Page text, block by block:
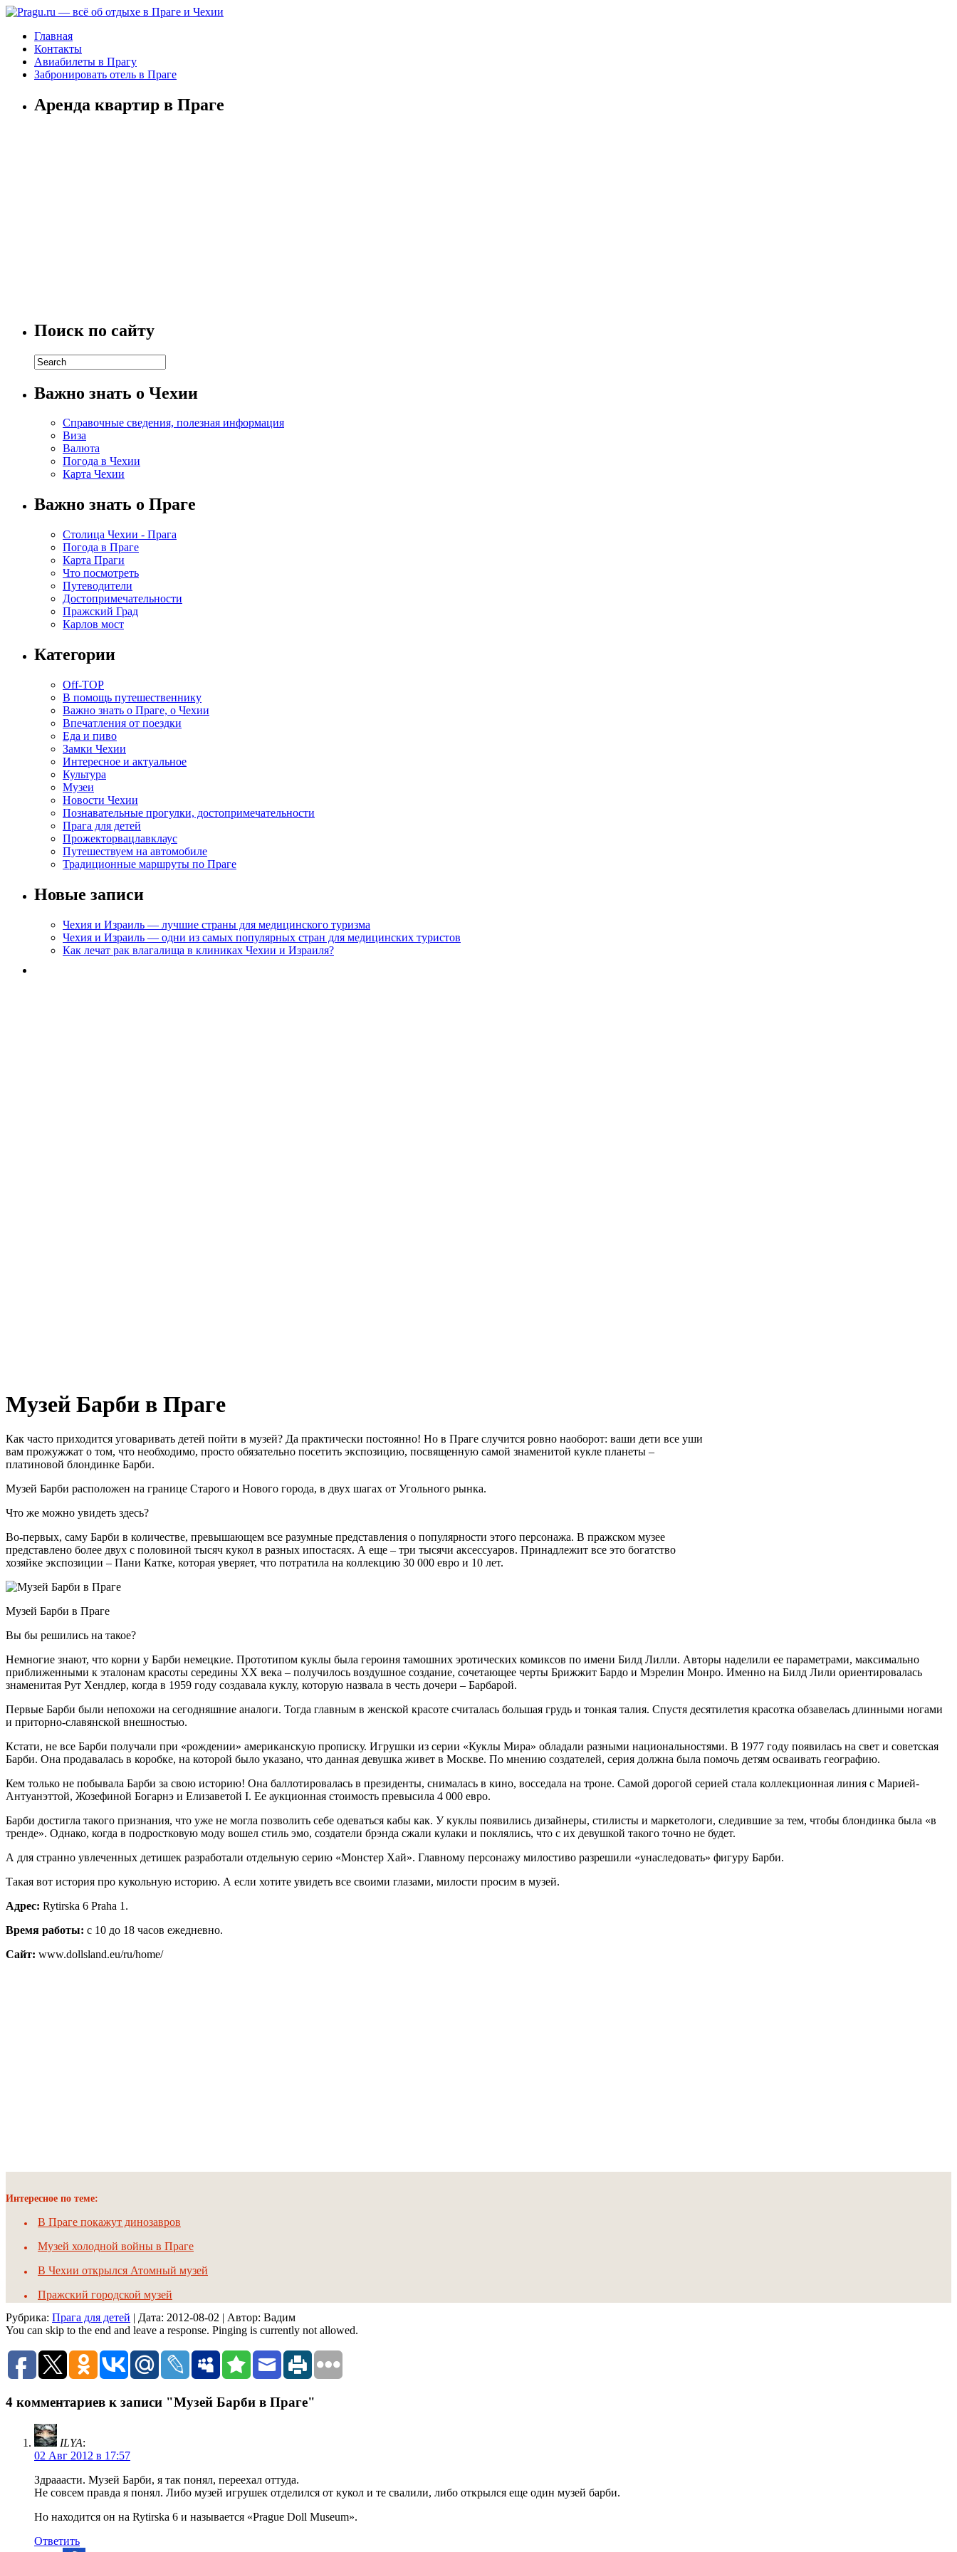
Главная
Контакты
Авиабилеты в Прагу
Забронировать отель в Праге
Аренда квартир в Праге
Поиск по сайту
Важно знать о Чехии
Справочные сведения, полезная информация
Виза
Валюта
Погода в Чехии
Карта Чехии
Важно знать о Праге
Столица Чехии - Прага
Погода в Праге
Карта Праги
Что посмотреть
Путеводители
Достопримечательности
Пражский Град
Карлов мост
Категории
Off-TOP
В помощь путешественнику
Важно знать о Праге, о Чехии
Впечатления от поездки
Еда и пиво
Замки Чехии
Интересное и актуальное
Культура
Музеи
Новости Чехии
Познавательные прогулки, достопримечательности
Прага для детей
Прожекторвацлавклаус
Путешествуем на автомобиле
Традиционные маршруты по Праге
Новые записи
Чехия и Израиль — лучшие страны для медицинского туризма
Чехия и Израиль — одни из самых популярных стран для медицинских туристов
Как лечат рак влагалища в клиниках Чехии и Израиля?
Музей Барби в Праге
Как часто приходится уговаривать детей пойти в музей? Да практически постоянно! Но в Праге случится ровно наоборот: ваши дети все уши
вам прожужжат о том, что необходимо, просто обязательно посетить экспозицию, посвященную самой знаменитой кукле планеты –
платиновой блондинке Барби.
Музей Барби расположен на границе Старого и Нового города, в двух шагах от Угольного рынка.
Что же можно увидеть здесь?
Во-первых, саму Барби в количестве, превышающем все разумные представления о популярности этого персонажа. В пражском музее
представлено более двух с половиной тысяч кукол в разных ипостасях. А еще – три тысячи аксессуаров. Принадлежит все это богатство
хозяйке экспозиции – Пани Катке, которая уверяет, что потратила на коллекцию 30 000 евро и 10 лет.
Музей Барби в Праге
Вы бы решились на такое?
Немногие знают, что корни у Барби немецкие. Прототипом куклы была героиня тамошних эротических комиксов по имени Билд Лилли. Авторы наделили ее параметрами, максимально
приближенными к эталонам красоты середины XX века – получилось воздушное создание, сочетающее черты Брижжит Бардо и Мэрелин Монро. Именно на Билд Лили ориентировалась
знаменитая Рут Хендлер, когда в 1959 году создавала куклу, которую назвала в честь дочери – Барбарой.
Первые Барби были непохожи на сегодняшние аналоги. Тогда главным в женской красоте считалась большая грудь и тонкая талия. Спустя десятилетия красотка обзавелась длинными ногами
и приторно-славянской внешностью.
Кстати, не все Барби получали при «рождении» американскую прописку. Игрушки из серии «Куклы Мира» обладали разными национальностями. В 1977 году появилась на свет и советская
Барби. Она продавалась в коробке, на которой было указано, что данная девушка живет в Москве. По мнению создателей, серия должна была помочь детям осваивать географию.
Кем только не побывала Барби за свою историю! Она баллотировалась в президенты, снималась в кино, восседала на троне. Самой дорогой серией стала коллекционная линия с Марией-
Антуанэттой, Жозефиной Богарнэ и Елизаветой I. Ее аукционная стоимость превысила 4 000 евро.
Барби достигла такого признания, что уже не могла позволить себе одеваться кабы как. У куклы появились дизайнеры, стилисты и маркетологи, следившие за тем, чтобы блондинка была «в
тренде». Однако, когда в подростковую моду вошел стиль эмо, создатели брэнда сжали кулаки и поклялись, что с их девушкой такого точно не будет.
А для странно увлеченных детишек разработали отдельную серию «Монстер Хай». Главному персонажу милостиво разрешили «унаследовать» фигуру Барби.
Такая вот история про кукольную историю. А если хотите увидеть все своими глазами, милости просим в музей.
Адрес: Rytirska 6 Praha 1.
Время работы: с 10 до 18 часов ежедневно.
Сайт: www.dollsland.eu/ru/home/
Интересное по теме:
В Праге покажут динозавров
Музей холодной войны в Праге
В Чехии открылся Атомный музей
Пражский городской музей
Рубрика: Прага для детей | Дата: 2012-08-02 | Автор: Вадим
You can skip to the end and leave a response. Pinging is currently not allowed.
4 комментариев к записи "Музей Барби в Праге"
ILYA:
02 Авг 2012 в 17:57
Здрааасти. Музей Барби, я так понял, переехал оттуда.
Не совсем правда я понял. Либо музей игрушек отделился от кукол и те свалили, либо открылся еще один музей барби.
Но находится он на Rytirska 6 и называется «Prague Doll Museum».
Ответить